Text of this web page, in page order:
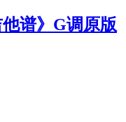
谱》G调原版